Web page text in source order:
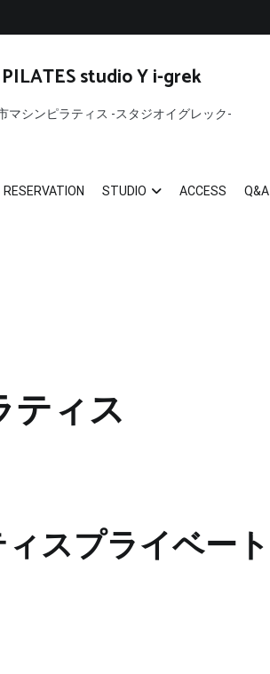
PILATES studio Y i-grek
マシンピラティス -スタジオイグレック-
RESERVATION STUDIO ACCESS Q&A
ティス
スプライベート